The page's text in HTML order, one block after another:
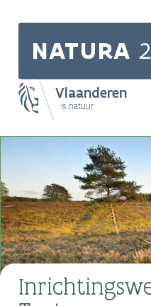
NATURA
Vlaanderen
is natuur
Main
navigation